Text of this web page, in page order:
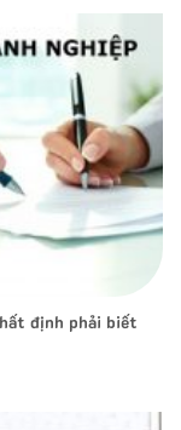
định phải biết